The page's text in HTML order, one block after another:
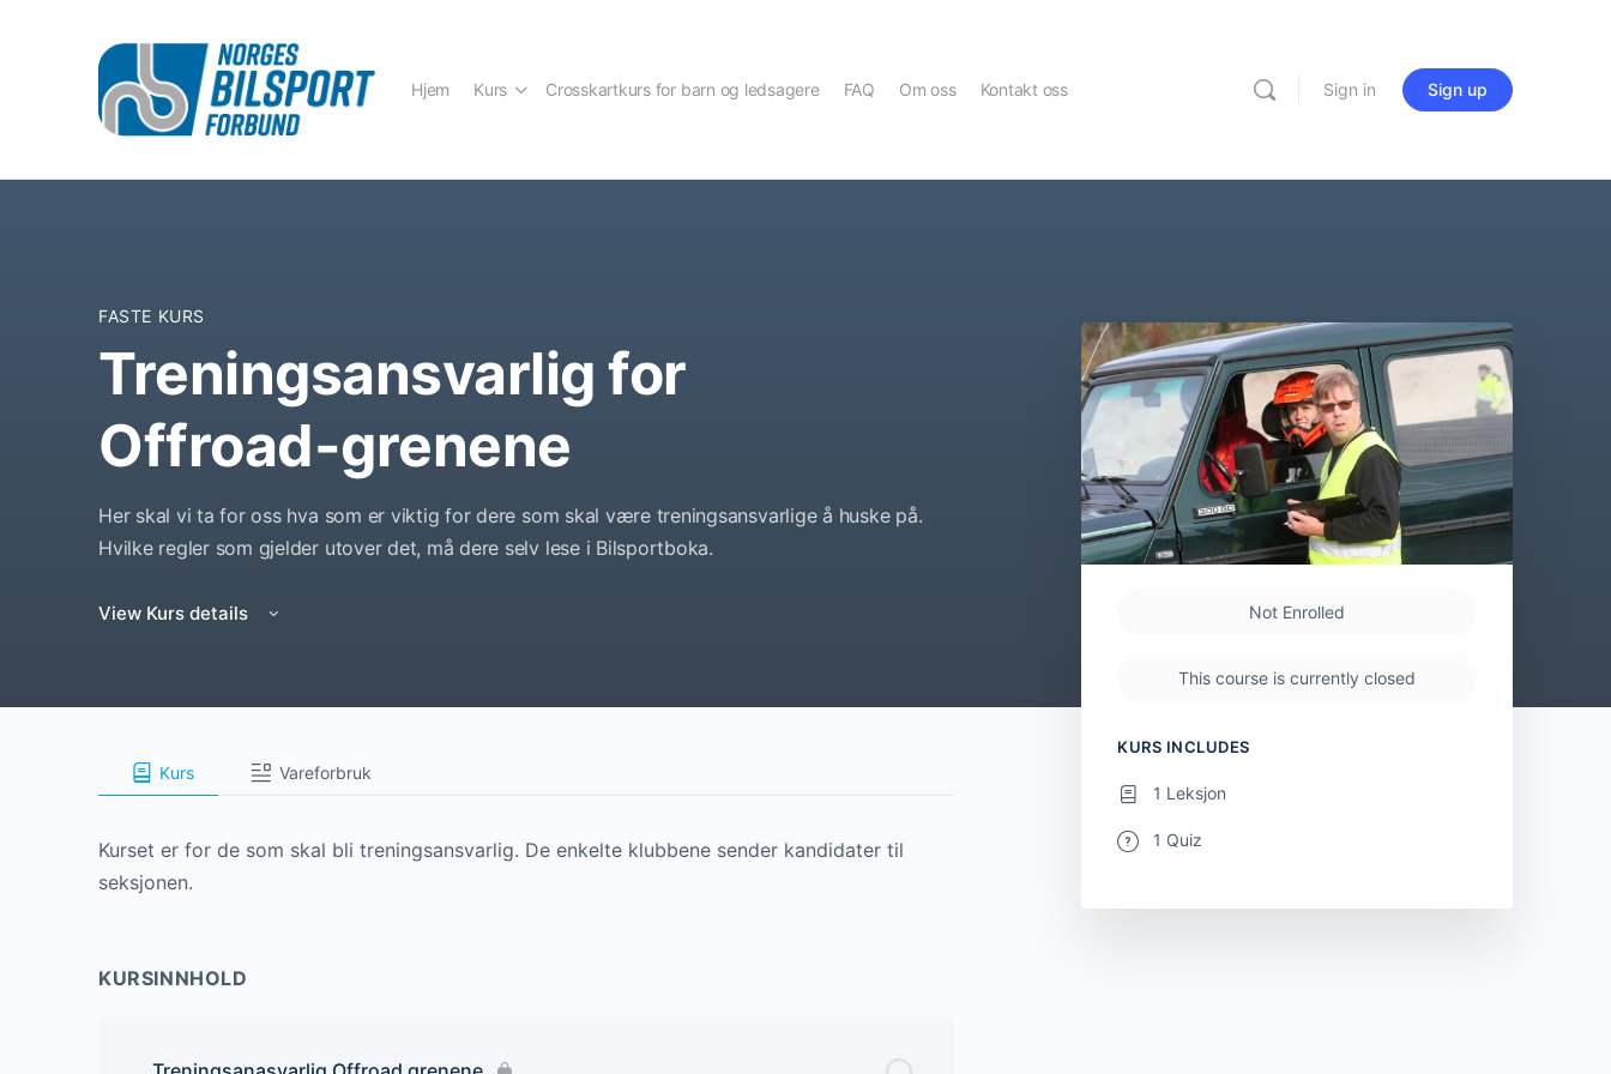
Hjem Kurs Crosskartkurs for barn og ledsagere FAQ Om oss Kontakt oss Sign in Sign up
FASTE KURS
Treningsansvarlig for
Offroad-grenene
Her skal vi ta for oss hva som er viktig for dere som skal være treningsansvarlige å huske på.
Hvilke regler som gjelder utover det, må dere selv lese i Bilsportboka.
View Kurs details
Kurs Vareforbruk
Kurset er for de som skal bli treningsansvarlig. De enkelte klubbene sender kandidater til
seksjonen.
KURSINNHOLD
Not Enrolled
This course is currently closed
KURS INCLUDES
1 Leksjon
1 Quiz